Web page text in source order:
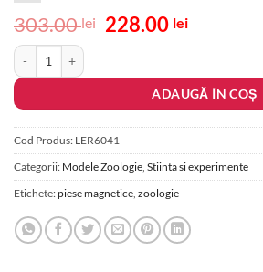
303.00lei
Prețul
fost:
303.00 lei.
228.00 leiPrețul
228.00
Cantitate Ciclul vietii broastei - set magnetic
ADAUGĂ ÎN COȘ
Cod Produs: LER6041
Categorii: Modele Zoologie Stiinta si experimente
Etichete:piese magnetice zoologie